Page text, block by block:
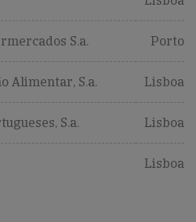
S.a. Porto
Alimentar, S.a. Lisboa
S.a. Lisboa
Lisboa